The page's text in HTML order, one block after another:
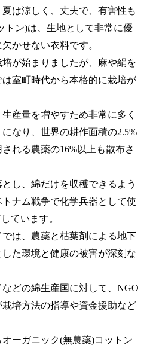
は涼しく、丈夫で、有害性も
トン)は、生地として非常に優
かせない衣料です。
が始まりましたが、麻や絹を
室町時代から本格的に栽培が
産量を増やすため非常に多く
なり、世界の耕作面積の2.5%
れる農薬の16%以上も散布さ
し、綿だけを収穫できるよう
ナム戦争で化学兵器として使
ています。
は、農薬と枯葉剤による地下
た環境と健康の被害が深刻な
どの綿生産国に対して、NGO
培方法の指導や資金援助など
ーガニック(無農薬)コットン